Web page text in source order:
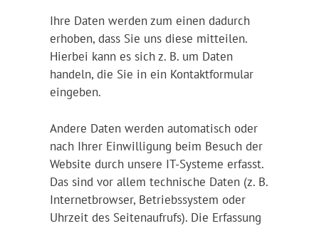
Ihre Daten werden zum einen dadurch
erhoben, dass Sie uns diese mitteilen.
Hierbei kann es sich z. B. um Daten
handeln, die Sie in ein Kontaktformular
eingeben.
Andere Daten werden automatisch oder
nach Ihrer Einwilligung beim Besuch der
Website durch unsere IT-Systeme erfasst.
Das sind vor allem technische Daten (z. B.
Internetbrowser, Betriebssystem oder
Uhrzeit des Seitenaufrufs). Die Erfassung